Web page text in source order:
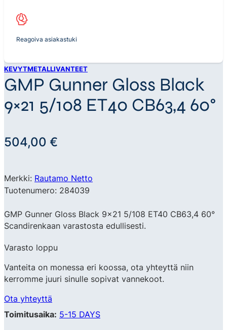
Reagoiva asiakastuki
KEVYTMETALLIVANTEET
GMP Gunner Gloss Black
9×21 5/108 ET40 CB63,4 60°
504,00 €
Merkki: Rautamo Netto
Tuotenumero: 284039
GMP Gunner Gloss Black 9×21 5/108 ET40 CB63,4 60°
Scandirenkaan varastosta edullisesti.
Varasto loppu
Vanteita on monessa eri koossa, ota yhteyttä niin
kerromme juuri sinulle sopivat vannekoot.
Ota yhteyttä
Toimitusaika: 5-15 DAYS